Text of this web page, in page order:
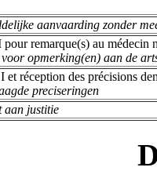
aanvaarding zonder
opmerking(en) aan de
réception des précisions
preciseringen
aan justitie